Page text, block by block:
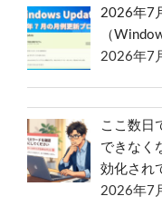
2026年7
（
2026年7
ここ数日
できなく
効化され
2026年7